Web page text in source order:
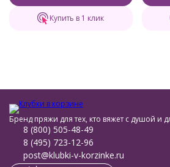
Купить в 1 клик
Бренд пряжи для тех, кто вяжет с душой и
8 (800) 505-48-49
8 (495) 723-12-96
post@klubki-v-korzinke.ru